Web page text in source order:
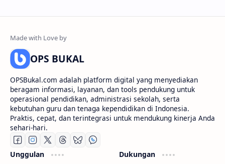
OPS BUKAL
OPSBukal.com adalah platform digital yang menyediakan
beragam informasi, layanan, dan tools pendukung untuk
operasional pendidikan, administrasi sekolah, serta
kebutuhan guru dan tenaga kependidikan di Indonesia.
Praktis, cepat, dan terintegrasi untuk mendukung kinerja Anda
sehari-hari.
Unggulan
Dukungan